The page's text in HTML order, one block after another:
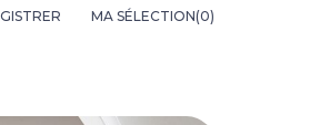
MA SÉLECTION(0)